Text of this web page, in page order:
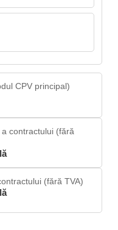
CPV principal)
contractului (fără
(fără TVA)